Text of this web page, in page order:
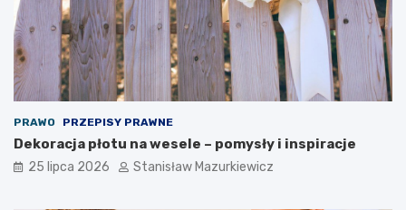
PRAWO PRZEPISY PRAWNE
Dekoracja płotu na wesele – pomysły i inspiracje
25 lipca 2026 Stanisław Mazurkiewicz